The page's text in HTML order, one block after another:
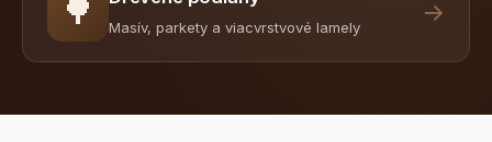
🌳 Masív, parkety a viacvrstvové lamely
→